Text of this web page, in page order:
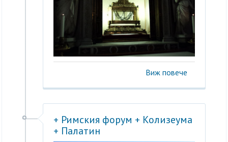
Виж повече
+ Римския форум + Колизеума
+ Палатин